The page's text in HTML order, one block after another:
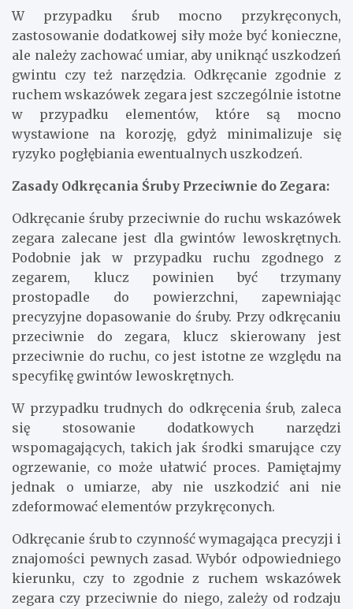
W przypadku śrub mocno przykręconych,
zastosowanie dodatkowej siły może być konieczne,
ale należy zachować umiar, aby uniknąć uszkodzeń
gwintu czy też narzędzia. Odkręcanie zgodnie z
ruchem wskazówek zegara jest szczególnie istotne
w przypadku elementów, które są mocno
wystawione na korozję, gdyż minimalizuje się
ryzyko pogłębiania ewentualnych uszkodzeń.
Zasady Odkręcania Śruby Przeciwnie do Zegara:
Odkręcanie śruby przeciwnie do ruchu wskazówek
zegara zalecane jest dla gwintów lewoskrętnych.
Podobnie jak w przypadku ruchu zgodnego z
zegarem, klucz powinien być trzymany
prostopadle do powierzchni, zapewniając
precyzyjne dopasowanie do śruby. Przy odkręcaniu
przeciwnie do zegara, klucz skierowany jest
przeciwnie do ruchu, co jest istotne ze względu na
specyfikę gwintów lewoskrętnych.
W przypadku trudnych do odkręcenia śrub, zaleca
się stosowanie dodatkowych narzędzi
wspomagających, takich jak środki smarujące czy
ogrzewanie, co może ułatwić proces. Pamiętajmy
jednak o umiarze, aby nie uszkodzić ani nie
zdeformować elementów przykręconych.
Odkręcanie śrub to czynność wymagająca precyzji i
znajomości pewnych zasad. Wybór odpowiedniego
kierunku, czy to zgodnie z ruchem wskazówek
zegara czy przeciwnie do niego, zależy od rodzaju